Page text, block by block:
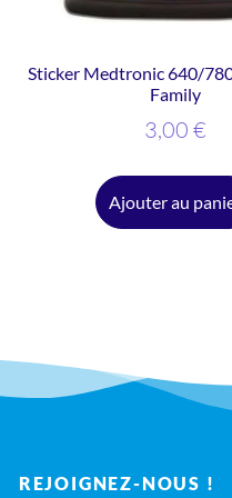
Sticker Medtronic 640/
Family
3,00 €
Ajouter au
REJOIGNEZ-NOUS !